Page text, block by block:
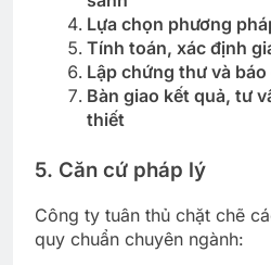
Lựa chọn phương
Tính toán, xác định
Lập chứng thư và
Bàn giao kết quả, tư
thiết
5. Căn cứ pháp lý
Công ty tuân thủ chặt chẽ
quy chuẩn chuyên ngành: